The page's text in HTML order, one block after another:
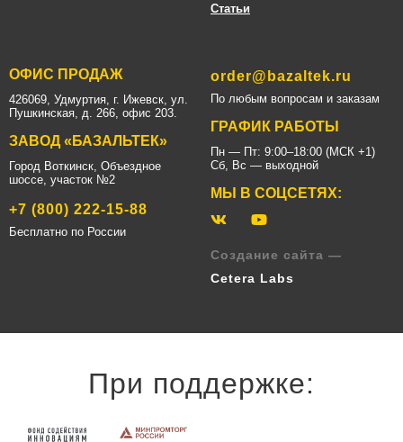
Статьи
ОФИС ПРОДАЖ
426069, Удмуртия, г. Ижевск, ул.
Пушкинская, д. 266, офис 203.
ЗАВОД «БАЗАЛЬТЕК»
Город Воткинск, Объездное
шоссе, участок №2
+7 (800) 222-15-88
Бесплатно по России
order@bazaltek.ru
По любым вопросам и заказам
ГРАФИК РАБОТЫ
Пн — Пт: 9:00–18:00 (МСК +1)
Сб, Вс — выходной
МЫ В СОЦСЕТЯХ:
Создание сайта —
Cetera Labs
При поддержке: